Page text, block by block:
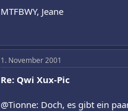
MTFBWY, Jeane
1. November 2001
Re: Qwi Xux-Pic
@Tionne: Doch, es gibt ein